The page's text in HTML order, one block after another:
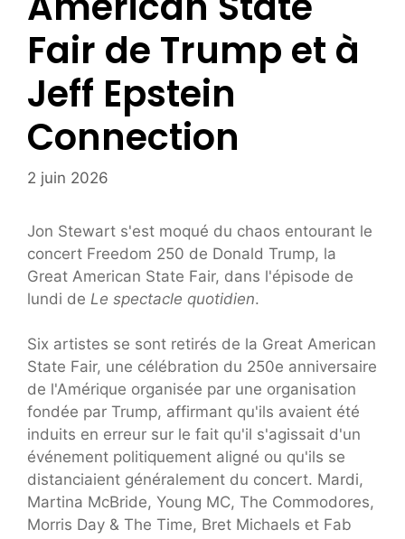
Fair de Trump et à
Jeff Epstein
Connection
2 juin 2026
Jon Stewart s'est moqué du chaos entourant le
concert Freedom 250 de Donald Trump, la
Great American State Fair, dans l'épisode de
lundi de Le spectacle quotidien.
Six artistes se sont retirés de la Great American
State Fair, une célébration du 250e anniversaire
de l'Amérique organisée par une organisation
fondée par Trump, affirmant qu'ils avaient été
induits en erreur sur le fait qu'il s'agissait d'un
événement politiquement aligné ou qu'ils se
distanciaient généralement du concert. Mardi,
Martina McBride, Young MC, The Commodores,
Morris Day & The Time, Bret Michaels et Fab